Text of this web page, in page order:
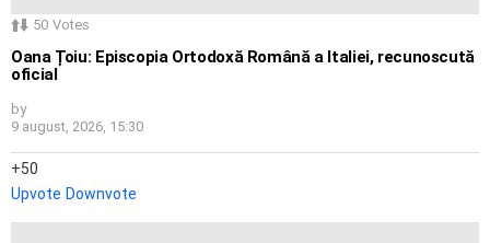
50 Votes
Oana Țoiu: Episcopia Ortodoxă Română a Italiei, recunoscută
oficial
by
9 august, 2026, 15:30
50
Upvote Downvote